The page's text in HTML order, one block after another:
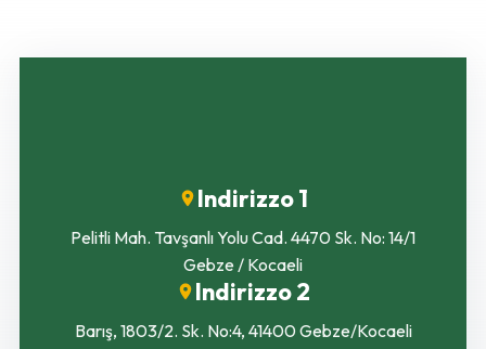
Indirizzo 1
Pelitli Mah. Tavşanlı Yolu Cad. 4470 Sk. No: 14/1
Gebze / Kocaeli
Indirizzo 2
Barış, 1803/2. Sk. No:4, 41400 Gebze/Kocaeli